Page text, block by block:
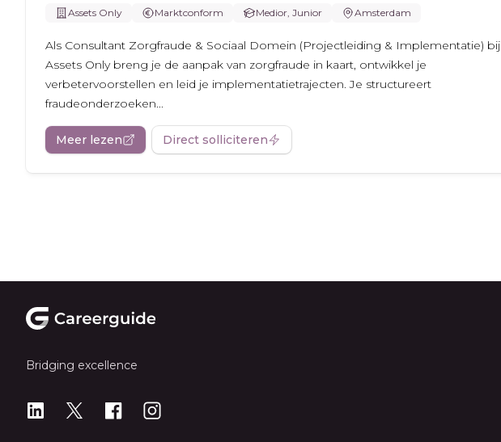
Assets Only Marktconform Medior, Junior Amsterdam
Als Consultant Zorgfraude & Sociaal Domein (Projectleiding & Implementatie) bij
Assets Only breng je de aanpak van zorgfraude in kaart, ontwikkel je
verbetervoorstellen en leid je implementatietrajecten. Je structureert
fraudeonderzoeken...
Meer lezen Direct solliciteren
Bridging excellence
LinkedIn
X Instagram